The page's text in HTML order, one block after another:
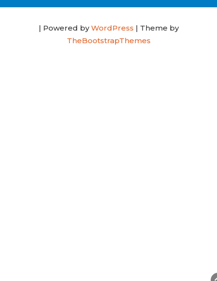
| Powered byWordPress | Theme by
TheBootstrapThemes